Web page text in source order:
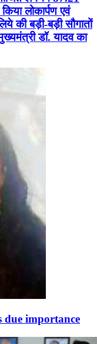
लोकार्पण एवं
की बड़ी-बड़ी सौगातों
डॉ. यादव का
due importance